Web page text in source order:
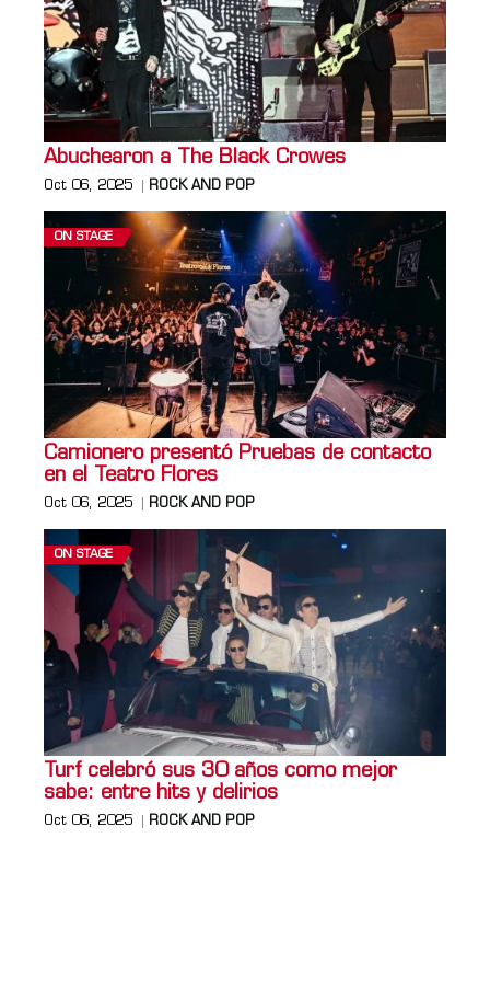
Abuchearon a The Black Crowes
Oct 06, 2025 ROCK AND POP
ON STAGE
Camionero presentó Pruebas de contacto
en el Teatro Flores
Oct 06, 2025 ROCK AND POP
ON STAGE
Turf celebró sus 30 años como mejor
sabe: entre hits y delirios
Oct 06, 2025 ROCK AND POP